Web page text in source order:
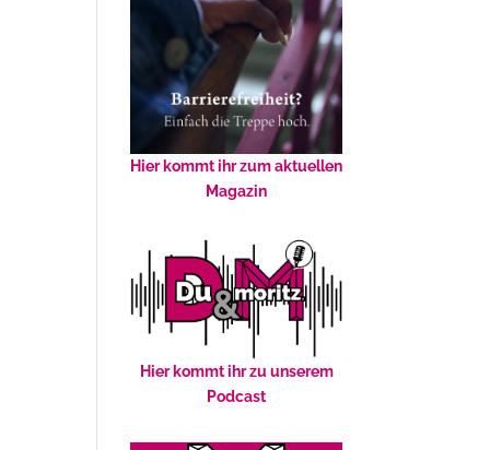
Hier kommt ihr zum aktuellen
Magazin
Hier kommt ihr zu unserem
Podcast